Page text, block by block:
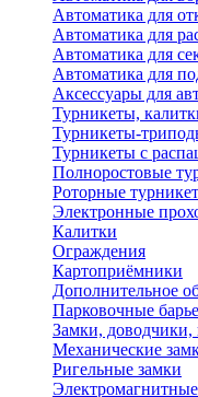
Автоматика для
Автоматика для
Автоматика для
Автоматика для
Аксессуары для
Турникеты,
Турникеты-
Турникеты с
Полноростовые
Роторные
Электронные
Калитки
Ограждения
Картоприёмники
Дополнительное
Парковочные
Замки, доводчики,
Механические
Ригельные замки